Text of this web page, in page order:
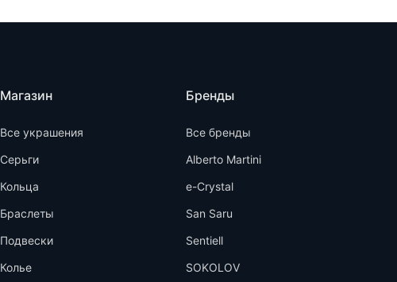
Магазин
Все украшения
Серьги
Кольца
Браслеты
Подвески
Колье
Бренды
Все бренды
Alberto Martini
e-Crystal
San Saru
Sentiell
SOKOLOV